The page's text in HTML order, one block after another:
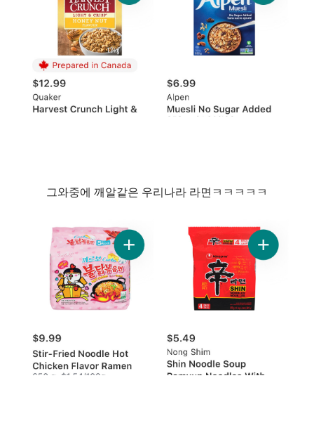
그와중에 깨알같은 우리나라 라면ㅋㅋㅋㅋㅋ